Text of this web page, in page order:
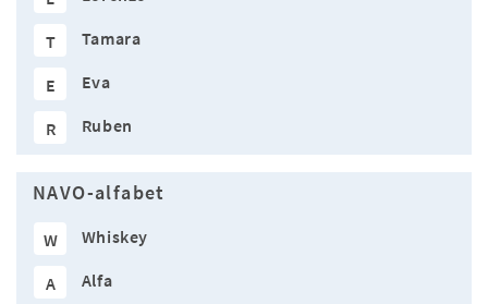
T Tamara
E Eva
R Ruben
NAVO-alfabet
W Whiskey
A Alfa